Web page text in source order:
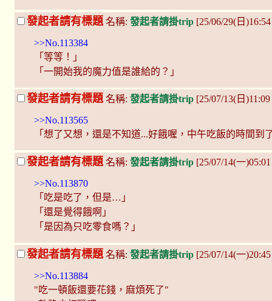
發起者請有標題 名稱: 發起者請掛trip [25/06/29(日
>>No.113384
「等等！」
「一開始我的魔力值是誰給的？」
發起者請有標題 名稱: 發起者請掛trip [25/07/13(日
>>No.113565
「想了又想，還是不知道...好餓喔，中午吃飯的時間到
發起者請有標題 名稱: 發起者請掛trip [25/07/14(一
>>No.113870
「吃是吃了，但是…」
「還是覺得餓啊」
「是因為只吃零食嗎？」
發起者請有標題 名稱: 發起者請掛trip [25/07/14(一
>>No.113884
"吃一頓飯還要花錢，麻煩死了"